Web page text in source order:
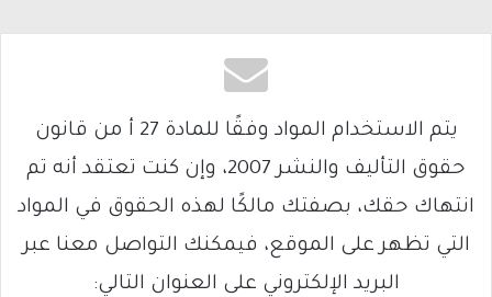
يتم الاستخدام المواد وفقًا للمادة 27 أ من قانون
حقوق التأليف والنشر 2007، وإن كنت تعتقد أنه تم
انتهاك حقك، بصفتك مالكًا لهذه الحقوق في المواد
التي تظهر على الموقع، فيمكنك التواصل معنا عبر
البريد الإلكتروني على العنوان التالي: